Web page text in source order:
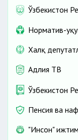
Ўзбекистон
Норматив-
Халқ
Адлия ТВ
Ўзбекистон
Пенсия ва
"Инсон"